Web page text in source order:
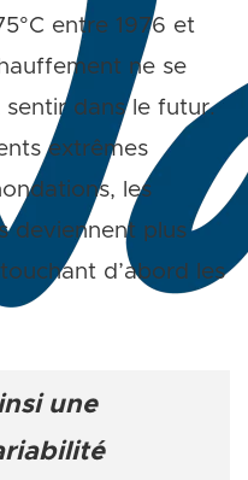
entre 1976 et
ne se
dans le futur.
extrêmes
les
deviennent plus
d’abord les
une